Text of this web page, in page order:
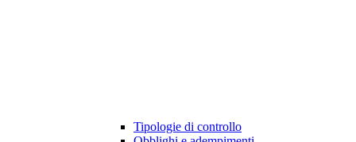
Tipologie di controllo